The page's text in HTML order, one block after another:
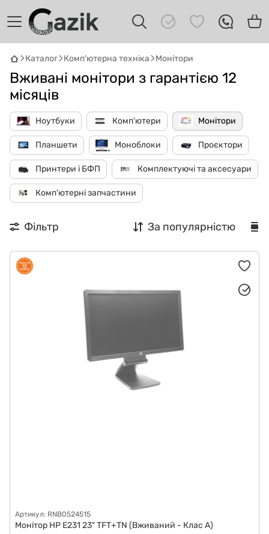
Каталог Комп'ютерна техніка Монітори
Вживані монітори з гарантією 12
місяців
Ноутбуки Комп'ютери Монітори
Планшети Моноблоки Проєктори
Принтери і БФП Комплектуючі та аксесуари
Комп'ютерні запчастини
Фільтр За популярністю
Артикул: RNB0524515
Монітор HP E231 23" TFT+TN (Вживаний - Клас A)
GAZIKAI
Онлайн · пошук техніки
Привіт! 👋 Я Gazik AI — допоможу
підібрати вживану комп'ютерну техніку.